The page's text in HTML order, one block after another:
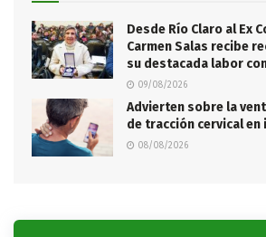
Desde Río Claro al Ex
Carmen Salas recibe
su destacada labor
09/08/2026
Advierten sobre la
de tracción cervical
08/08/2026